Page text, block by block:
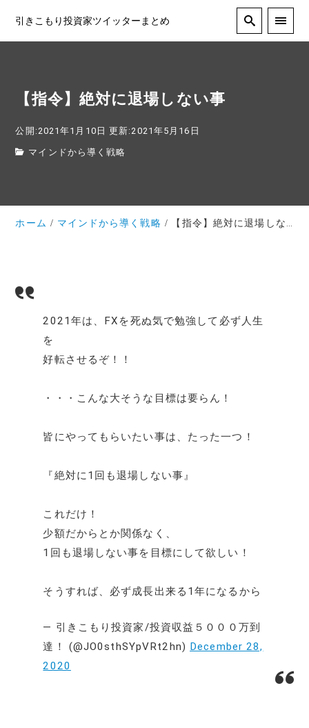
引きこもり投資家ツイッターまとめ
【指令】絶対に退場しない事
公開:2021年1月10日 更新:2021年5月16日
マインドから導く戦略
ホーム マインドから導く戦略 【指令】絶対に退場しない事
2021年は、FXを死ぬ気で勉強して必ず人生
を
好転させるぞ！！
・・・こんな大そうな目標は要らん！
皆にやってもらいたい事は、たった一つ！
『絶対に1回も退場しない事』
これだけ！
少額だからとか関係なく、
1回も退場しない事を目標にして欲しい！
そうすれば、必ず成長出来る1年になるから
— 引きこもり投資家/投資収益５０００万到
達！ (@JO0sthSYpVRt2hn) December 28,
2020